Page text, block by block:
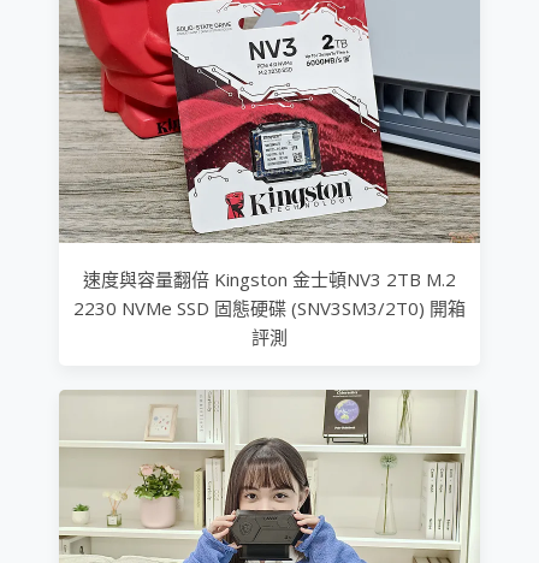
速度與容量翻倍 Kingston 金士頓NV3 2TB M.2
2230 NVMe SSD 固態硬碟 (SNV3SM3/2T0) 開箱
評測